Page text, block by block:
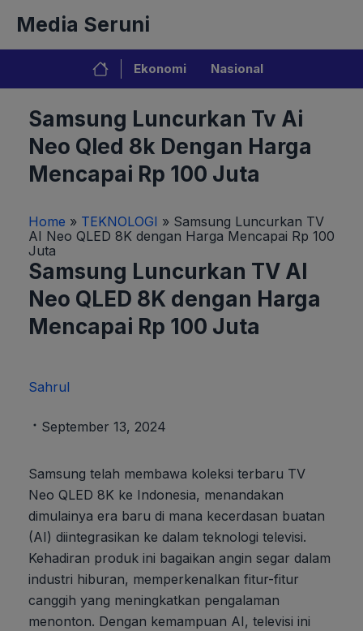
isi
Media Seruni
Ekonomi Nasional
Samsung Luncurkan Tv Ai
Neo Qled 8k Dengan Harga
Mencapai Rp 100 Juta
Home » TEKNOLOGI » Samsung Luncurkan TV
AI Neo QLED 8K dengan Harga Mencapai Rp 100
Juta
Samsung Luncurkan TV AI
Neo QLED 8K dengan Harga
Mencapai Rp 100 Juta
Sahrul
September 13, 2024
Samsung telah membawa koleksi terbaru TV
Neo QLED 8K ke Indonesia, menandakan
dimulainya era baru di mana kecerdasan buatan
(AI) diintegrasikan ke dalam teknologi televisi.
Kehadiran produk ini bagaikan angin segar dalam
industri hiburan, memperkenalkan fitur-fitur
canggih yang meningkatkan pengalaman
menonton. Dengan kemampuan AI, televisi ini